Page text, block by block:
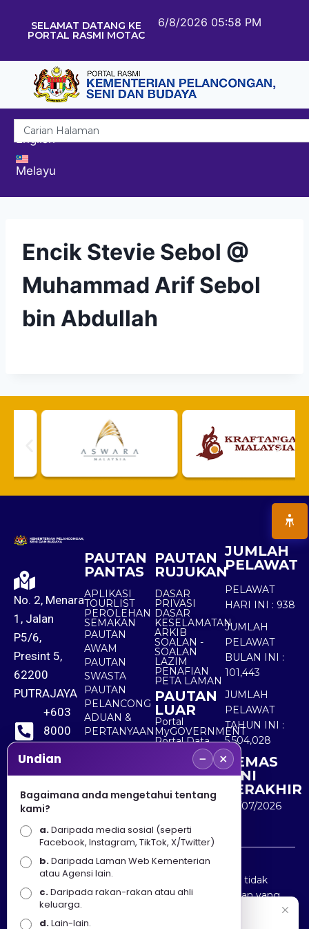
SELAMAT DATANG KE
PORTAL RASMI MOTAC
6/8/2026 05:58 PM
English
Melayu
Encik Stevie Sebol @
Muhammad Arif Sebol
bin Abdullah
No. 2, Menara
1, Jalan
P5/6,
Presint 5,
62200
PUTRAJAYA
+603
8000
+603
8891
7100
PAUTAN
PANTAS
APLIKASI
TOURLIST
PEROLEHAN
SEMAKAN
PAUTAN
AWAM
PAUTAN
SWASTA
PAUTAN
PELANCONG
ADUAN &
PERTANYAAN
PAUTAN
RUJUKAN
DASAR
PRIVASI
DASAR
KESELAMATAN
ARKIB
SOALAN -
SOALAN
LAZIM
PENAFIAN
PETA LAMAN
PAUTAN
LUAR
Portal
MyGOVERNMENT
Portal Data
Sektor Awam
JUMLAH
PELAWAT
PELAWAT
HARI INI : 938
JUMLAH
PELAWAT
BULAN INI :
101,443
JUMLAH
PELAWAT
TAHUN INI :
5,504,028
KEMAS
KINI
TERAKHIR
30/07/2026
Penafian : Kerajaan Malaysia dan Kementerian
Pelancongan Seni dan Budaya (MOTAC) adalah tidak
bertanggungjawab atas kehilangan atau kerugian yang
disebabkan oleh penggunaan mana-mana maklumat
yang diperolehi dari portal ini.
Undian − ×
Bagaimana anda mengetahui tentang
kami?
a.Daripada media sosial (seperti
Facebook, Instagram, TikTok, X/Twitter)
b.Daripada Laman Web Kementerian
atau Agensi lain.
c.Daripada rakan-rakan atau ahli
keluarga.
d.Lain-lain.